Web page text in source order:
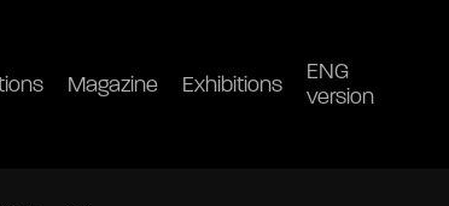
Magazine Exhibitions
ENG
version